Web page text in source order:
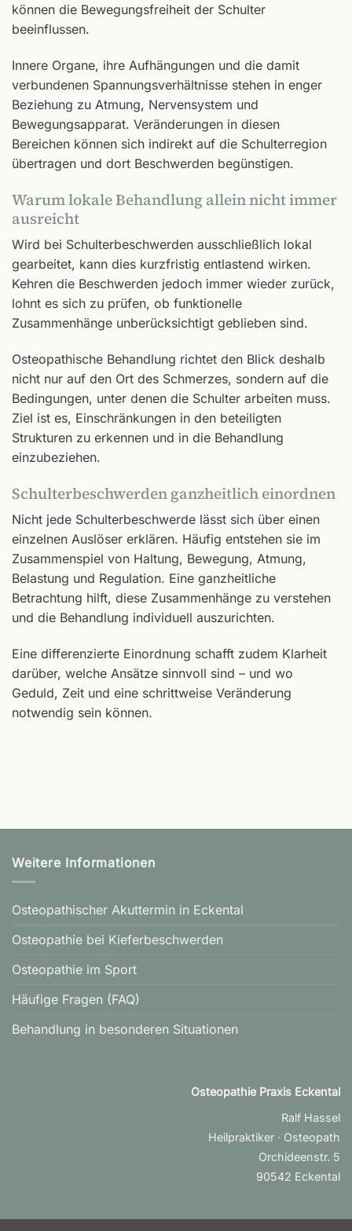
können die Bewegungsfreiheit der Schulter
beeinflussen.
Innere Organe, ihre Aufhängungen und die damit
verbundenen Spannungsverhältnisse stehen in enger
Beziehung zu Atmung, Nervensystem und
Bewegungsapparat. Veränderungen in diesen
Bereichen können sich indirekt auf die Schulterregion
übertragen und dort Beschwerden begünstigen.
Warum lokale Behandlung allein nicht immer
ausreicht
Wird bei Schulterbeschwerden ausschließlich lokal
gearbeitet, kann dies kurzfristig entlastend wirken.
Kehren die Beschwerden jedoch immer wieder zurück,
lohnt es sich zu prüfen, ob funktionelle
Zusammenhänge unberücksichtigt geblieben sind.
Osteopathische Behandlung richtet den Blick deshalb
nicht nur auf den Ort des Schmerzes, sondern auf die
Bedingungen, unter denen die Schulter arbeiten muss.
Ziel ist es, Einschränkungen in den beteiligten
Strukturen zu erkennen und in die Behandlung
einzubeziehen.
Schulterbeschwerden ganzheitlich einordnen
Nicht jede Schulterbeschwerde lässt sich über einen
einzelnen Auslöser erklären. Häufig entstehen sie im
Zusammenspiel von Haltung, Bewegung, Atmung,
Belastung und Regulation. Eine ganzheitliche
Betrachtung hilft, diese Zusammenhänge zu verstehen
und die Behandlung individuell auszurichten.
Eine differenzierte Einordnung schafft zudem Klarheit
darüber, welche Ansätze sinnvoll sind – und wo
Geduld, Zeit und eine schrittweise Veränderung
notwendig sein können.
Weitere Informationen
Osteopathischer Akuttermin in Eckental
Osteopathie bei Kieferbeschwerden
Osteopathie im Sport
Häufige Fragen (FAQ)
Behandlung in besonderen Situationen
Osteopathie Praxis Eckental
Ralf Hassel
Heilpraktiker · Osteopath
Orchideenstr. 5
90542 Eckental